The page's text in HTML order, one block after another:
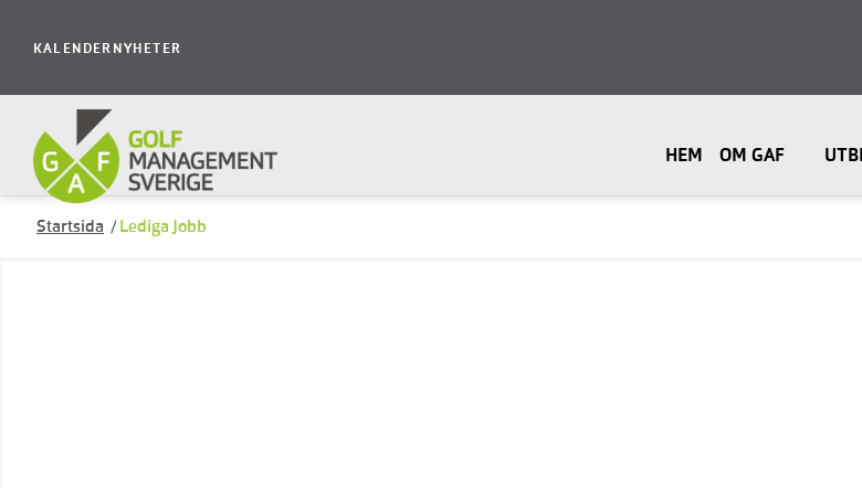
KALENDER NYHETER
HEM OM GAF
Startsida / Lediga Jobb